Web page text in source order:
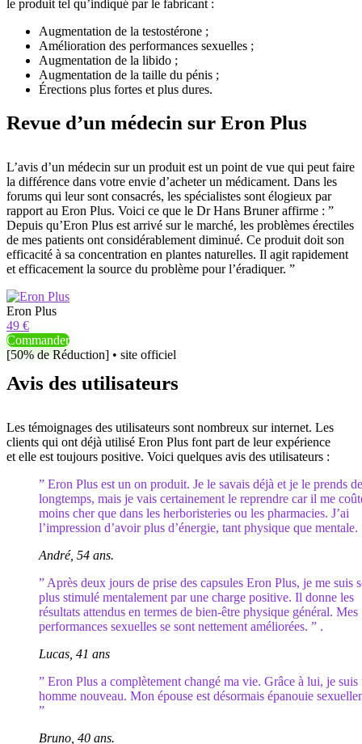
le produit tel qu’indiqué par le fabricant :
Augmentation de la testostérone ;
Amélioration des performances sexuelles ;
Augmentation de la libido ;
Augmentation de la taille du pénis ;
Érections plus fortes et plus dures.
Revue d’un médecin sur Eron Plus
L’avis d’un médecin sur un produit est un point de vue qui peut faire
la différence dans votre envie d’acheter un médicament. Dans les
forums qui leur sont consacrés, les spécialistes sont élogieux par
rapport au Eron Plus. Voici ce que le Dr Hans Bruner affirme : ”
Depuis qu’Eron Plus est arrivé sur le marché, les problèmes érectiles
de mes patients ont considérablement diminué. Ce produit doit son
efficacité à sa concentration en plantes naturelles. Il agit rapidement
et efficacement la source du problème pour l’éradiquer. ”
Eron Plus
49 €
Commander
[50% de Réduction] • site officiel
Avis des utilisateurs
Les témoignages des utilisateurs sont nombreux sur internet. Les
clients qui ont déjà utilisé Eron Plus font part de leur expérience
et elle est toujours positive. Voici quelques avis des utilisateurs :
” Eron Plus est un on produit. Je le savais déjà et je le prends
longtemps, mais je vais certainement le reprendre car il me
moins cher que dans les herboristeries ou les pharmacies. J’ai
l’impression d’avoir plus d’énergie, tant physique que mentale.
André, 54 ans.
” Après deux jours de prise des capsules Eron Plus, je me suis
plus stimulé mentalement par une charge positive. Il donne les
résultats attendus en termes de bien-être physique général. Mes
performances sexuelles se sont nettement améliorées. ” .
Lucas, 41 ans
” Eron Plus a complètement changé ma vie. Grâce à lui, je suis
homme nouveau. Mon épouse est désormais épanouie
”
Bruno, 40 ans.